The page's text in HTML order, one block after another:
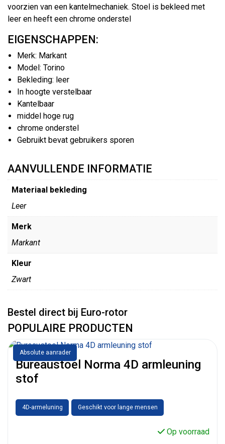
voorzien van een kantelmechaniek. Stoel is bekleed met
leer en heeft een chrome onderstel
EIGENSCHAPPEN:
Merk: Markant
Model: Torino
Bekleding: leer
In hoogte verstelbaar
Kantelbaar
middel hoge rug
chrome onderstel
Gebruikt bevat gebruikers sporen
AANVULLENDE INFORMATIE
Materiaal bekleding
Leer
Merk
Markant
Kleur
Zwart
Bestel direct bij Euro-rotor
POPULAIRE PRODUCTEN
Absolute aanrader
Bureaustoel Norma 4D armleuning
stof
4D-armeluning Geschikt voor lange mensen
Op voorraad